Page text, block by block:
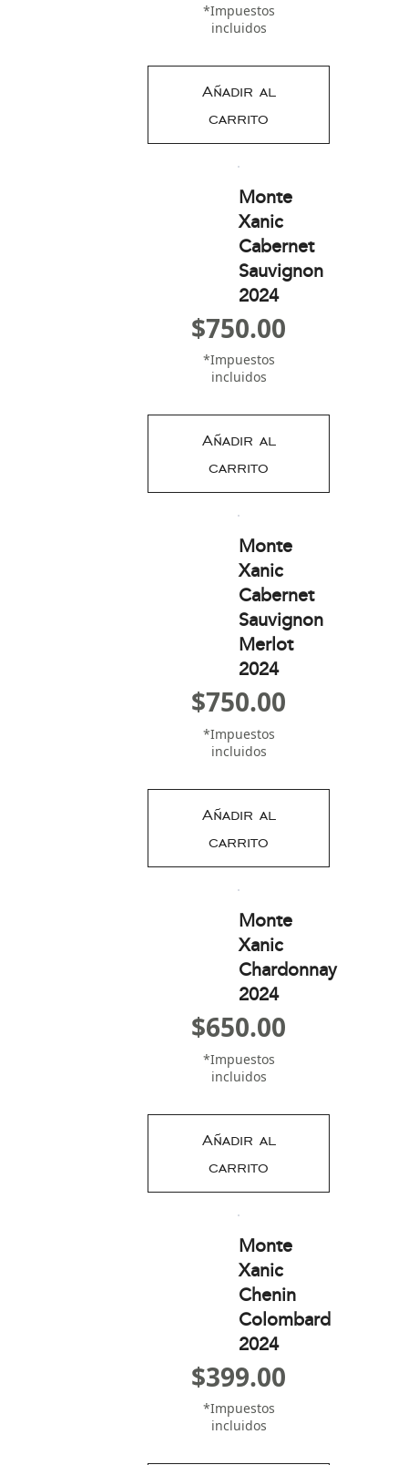
*Impuestos
incluidos
Añadir al
carrito
Monte
Xanic
Cabernet
Sauvignon
2024
$750.00
*Impuestos
incluidos
Añadir al
carrito
Monte
Xanic
Cabernet
Sauvignon
Merlot
2024
$750.00
*Impuestos
incluidos
Añadir al
carrito
Monte
Xanic
Chardonnay
2024
$650.00
*Impuestos
incluidos
Añadir al
carrito
Monte
Xanic
Chenin
Colombard
2024
$399.00
*Impuestos
incluidos